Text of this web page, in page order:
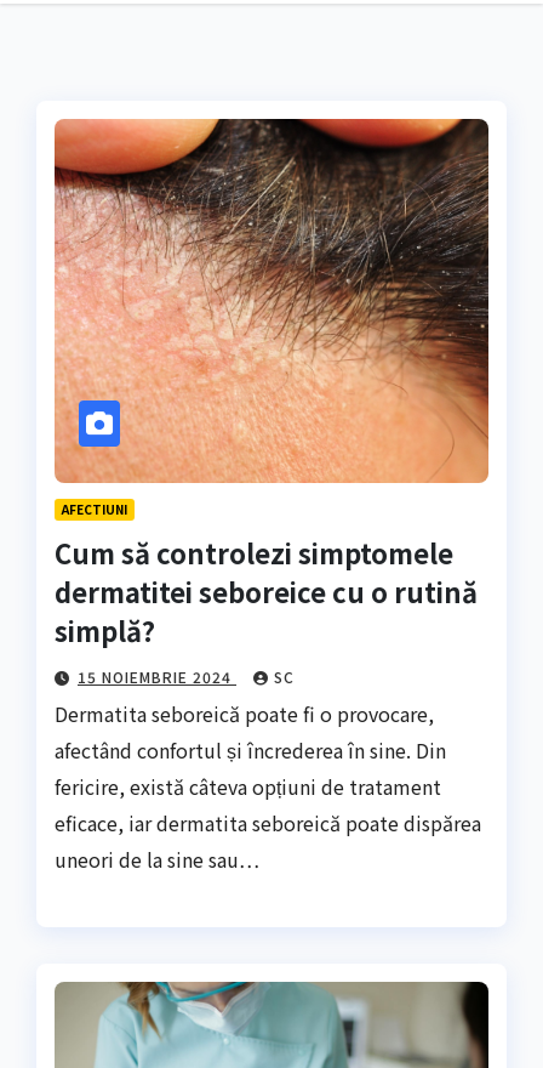
AFECTIUNI
Cum să controlezi simptomele
dermatitei seboreice cu o rutină
simplă?
15 NOIEMBRIE 2024 SC
Dermatita seboreică poate fi o provocare,
afectând confortul și încrederea în sine. Din
fericire, există câteva opțiuni de tratament
eficace, iar dermatita seboreică poate dispărea
uneori de la sine sau…